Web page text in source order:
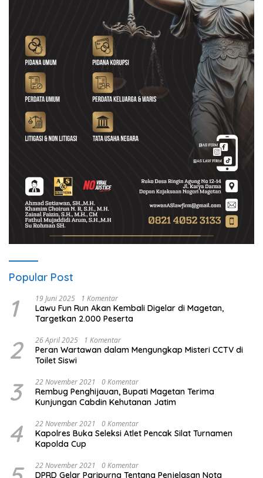
Popular Post
1 19 Juni 2025 1 Komentar
Lawu Fun Run Akan Kembali Digelar di Magetan,
Targetkan 2.000 Peserta
2 26 April 2025 1 Komentar
Peran Wartawan dalam Mengungkap Misteri CCTV di
Toilet Siswi
3 22 November 2021 0 Komentar
Rembug Penghijauan, Bupati Magetan Terima
Kunjungan Cabdin Kehutanan Jatim
4 22 November 2021 0 Komentar
Kapolres Buka Seleksi Atlet Pencak Silat Turnamen
Kapolda Cup
22 November 2021 0 Komentar
DPRD Gelar Paripurna Tentang Penjelasan Nota